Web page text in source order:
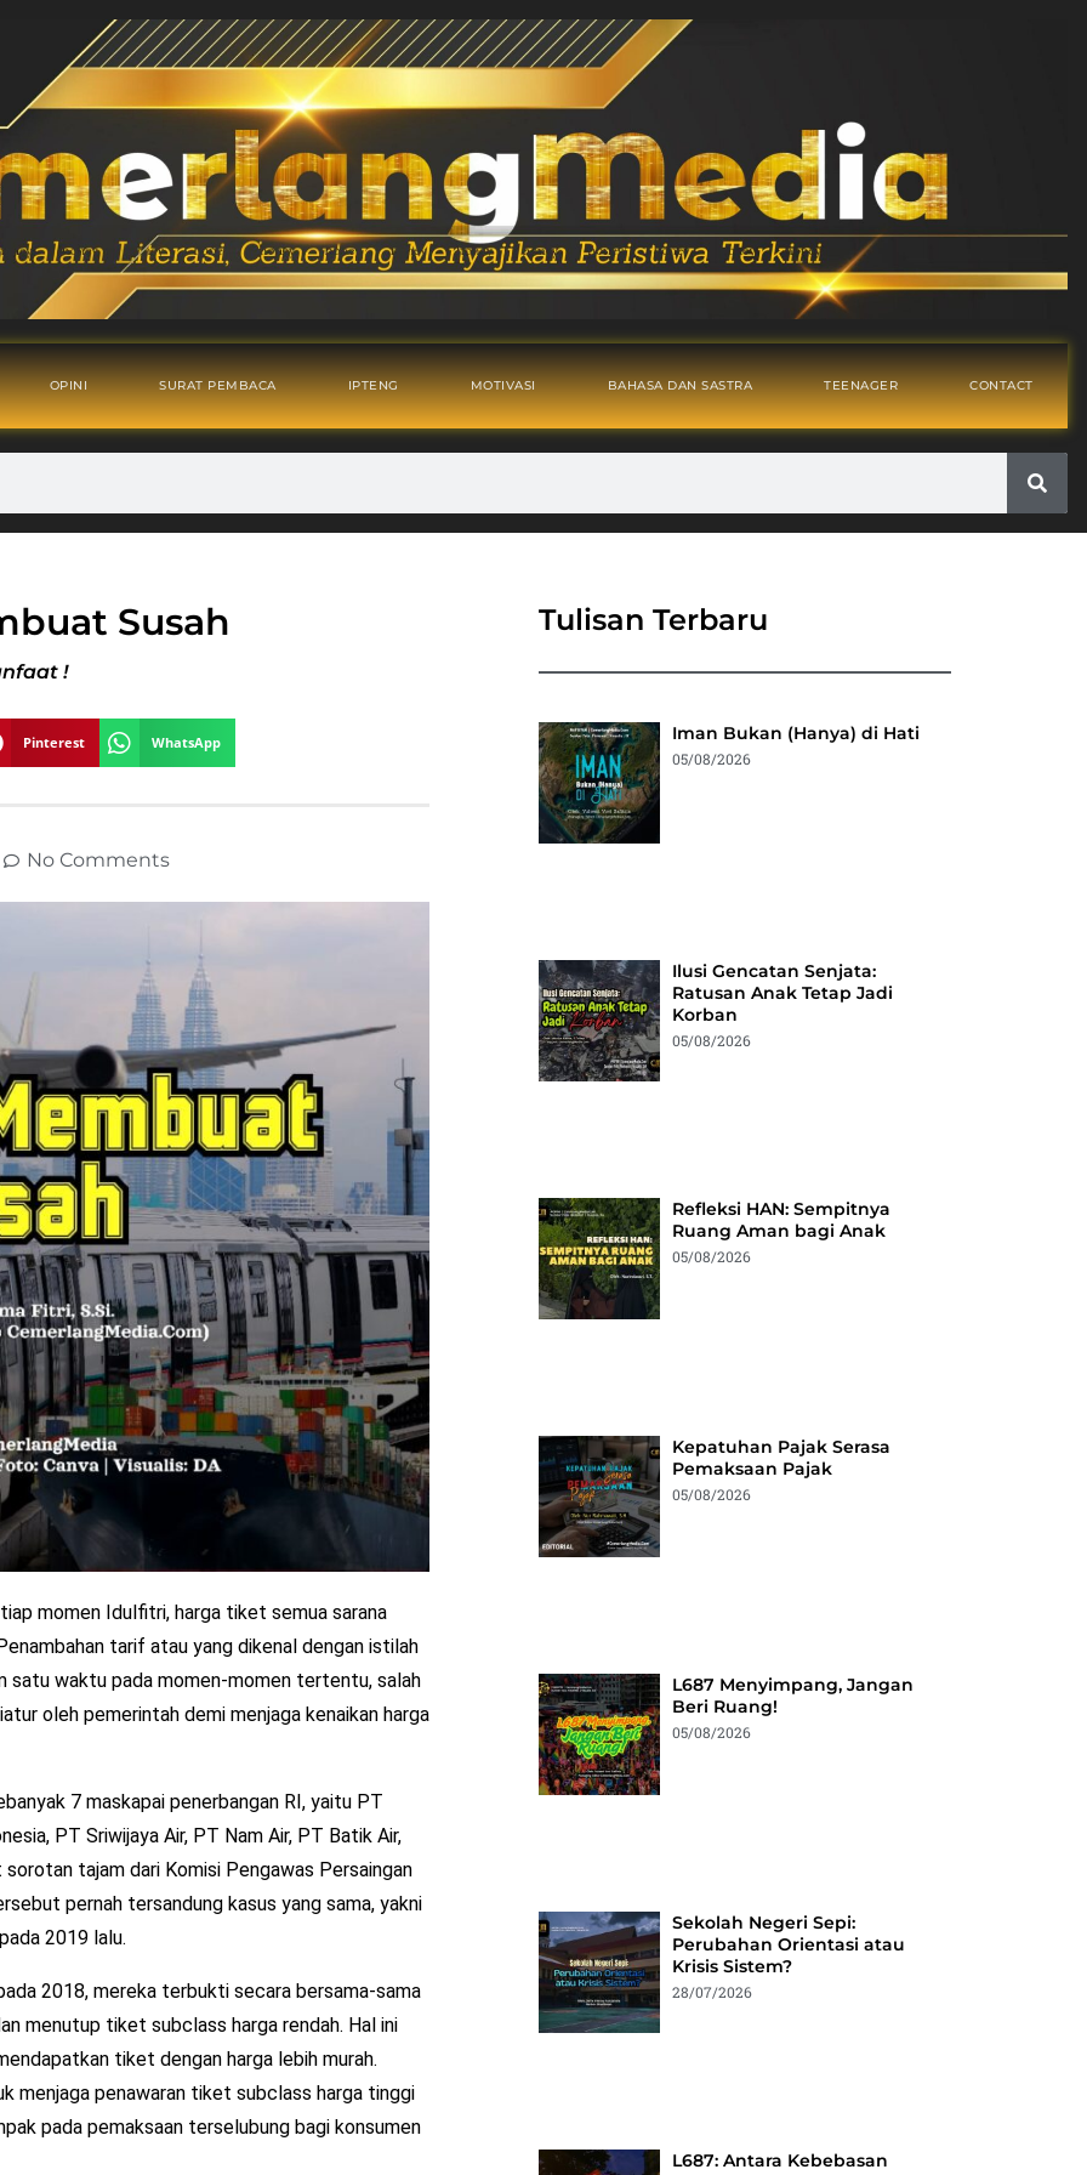
OPINI SURAT PEMBACA IPTENG MOTIVASI BAHASA DAN SASTRA TEENAGER CONTACT
Susah
!
Pinterest WhatsApp
No Comments
momen Idulfitri, harga tiket semua sarana
tarif atau yang dikenal dengan istilah
satu waktu pada momen-momen tertentu, salah
oleh pemerintah demi menjaga kenaikan harga
7 maskapai penerbangan RI, yaitu PT
PT Sriwijaya Air, PT Nam Air, PT Batik Air,
tajam dari Komisi Pengawas Persaingan
pernah tersandung kasus yang sama, yakni
2019 lalu.
2018, mereka terbukti secara bersama-sama
menutup tiket subclass harga rendah. Hal ini
tiket dengan harga lebih murah.
menjaga penawaran tiket subclass harga tinggi
pada pemaksaan terselubung bagi konsumen
Tulisan Terbaru
Iman Bukan (Hanya) di Hati
05/08/2026
Ilusi Gencatan Senjata:
Ratusan Anak Tetap Jadi
Korban
05/08/2026
Refleksi HAN: Sempitnya
Ruang Aman bagi Anak
05/08/2026
Kepatuhan Pajak Serasa
Pemaksaan Pajak
05/08/2026
L687 Menyimpang, Jangan
Beri Ruang!
05/08/2026
Sekolah Negeri Sepi:
Perubahan Orientasi atau
Krisis Sistem?
28/07/2026
L687: Antara Kebebasan